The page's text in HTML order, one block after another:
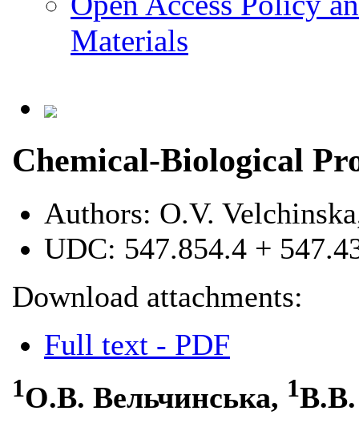
Materials
Chemical-Biological
Authors: O.V.
UDC: 547.854.4 +
Download attachments:
Full text - PDF
1О.В. Вельчинська, 1В.В.